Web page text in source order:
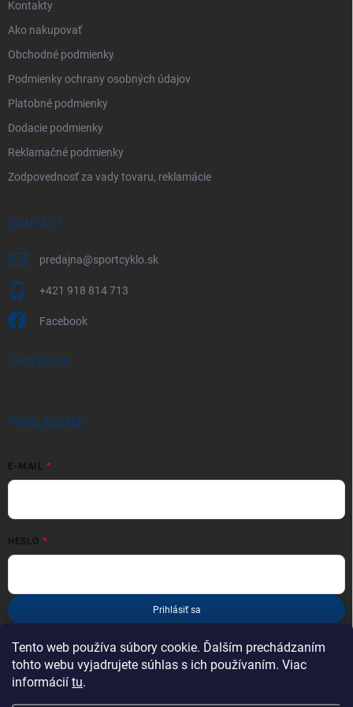
Tento web používa súbory cookie. Ďalším prechádzaním
tohto webu vyjadrujete súhlas s ich používaním. Viac
informácií tu.
Kontakty
Ako nakupovať
Obchodné podmienky
Podmienky ochrany osobných údajov
Platobné podmienky
Dodacie podmienky
Reklamačné podmienky
Zodpovednosť za vady tovaru, reklamácie
KONTAKT
predajna@sportcyklo.sk
+421 918 814 713
Facebook
FACEBOOK
PRIHLÁSENIE
E-MAIL
HESLO
Prihlásiť sa